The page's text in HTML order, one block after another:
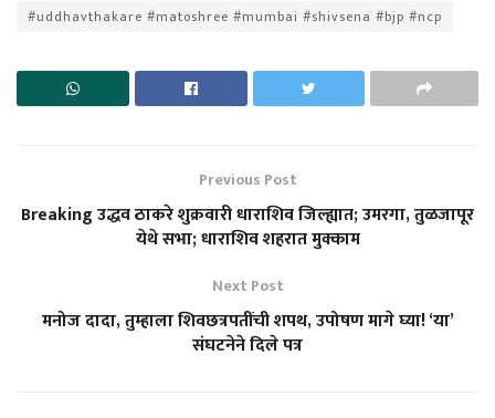
#uddhavthakare #matoshree #mumbai #shivsena #bjp #ncp
Previous Post
Breaking उद्धव ठाकरे शुक्रवारी धाराशिव जिल्ह्यात; उमरगा, तुळजापूर
येथे सभा; धाराशिव शहरात मुक्काम
Next Post
मनोज दादा, तुम्हाला शिवछत्रपतींची शपथ, उपोषण मागे घ्या! ‘या’
संघटनेने दिले पत्र